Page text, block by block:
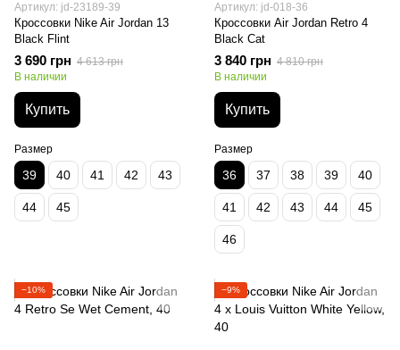
Артикул: jd-23189-39
Кроссовки Nike Air Jordan 13
Black Flint
3 690 грн 4 613 грн
В наличии
Купить
Размер
39 40 41 42 43
44 45
Артикул: jd-018-36
Кроссовки Air Jordan Retro 4
Black Cat
3 840 грн 4 810 грн
В наличии
Купить
Размер
36 37 38 39 40
41 42 43 44 45
46
−10% −9%